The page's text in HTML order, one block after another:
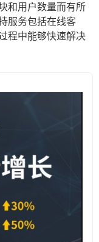
和用户数量而有所
服务包括在线客
程中能够快速解决